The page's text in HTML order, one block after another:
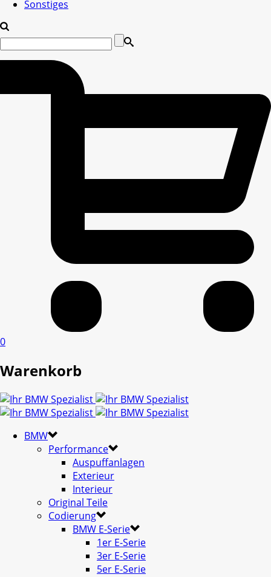
Sonstiges
0
Warenkorb
BMW
Performance
Auspuffanlagen
Exterieur
Interieur
Original Teile
Codierung
BMW E-Serie
1er E-Serie
3er E-Serie
5er E-Serie